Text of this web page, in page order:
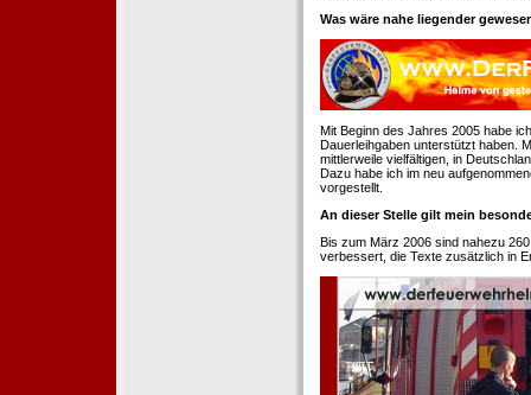
Was wäre nahe liegender
Mit Beginn des Jahres 2005 habe
Dauerleihgaben unterstützt haben.
mittlerweile vielfältigen, in
Dazu habe ich im neu
vorgestellt.
An dieser Stelle gilt mein
Bis zum März 2006 sind nahezu
verbessert, die Texte zusätzlich in